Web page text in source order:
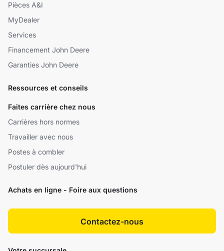
Pièces A&I
MyDealer
Services
Financement John Deere
Garanties John Deere
Ressources et conseils
Faites carrière chez nous
Carrières hors normes
Travailler avec nous
Postes à combler
Postuler dès aujourd'hui
Achats en ligne - Foire aux questions
Contactez-nous